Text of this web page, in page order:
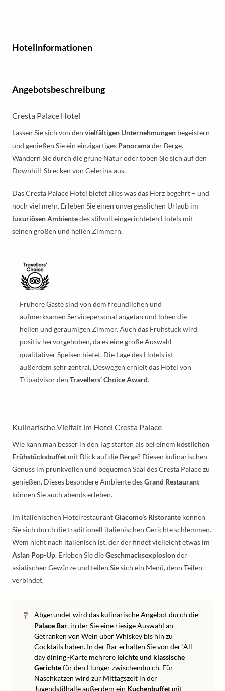
Hotelinformationen
Angebotsbeschreibung
Cresta Palace Hotel
Lassen Sie sich von den vielfältigen Unternehmungen begeistern
und genießen Sie ein einzigartiges Panoramader Berge.
Wandern Sie durch die grüne Natur oder toben Sie sich auf den
Downhill-Strecken von Celerina aus.
Das Cresta Palace Hotel bietet alles was das Herz begehrt – und
noch viel mehr. Erleben Sie einen unvergesslichen Urlaub im
luxuriösen Ambientedes stilvoll eingerichteten Hotels mit
seinen großen und hellen Zimmern.
Frühere Gäste sind von dem freundlichen und
aufmerksamen Servicepersonal angetan und loben die
hellen und geräumigen Zimmer. Auch das Frühstück wird
positiv hervorgehoben, da es eine große Auswahl
qualitativer Speisen bietet. Die Lage des Hotels ist
außerdem sehr zentral. Deswegen erhielt das Hotel von
Tripadvisor den Travellers’ Choice Award.
Kulinarische Vielfalt im Hotel Cresta Palace
Wie kann man besser in den Tag starten als bei einem köstlichen
Frühstücksbuffet mit Blick auf die Berge? Diesen kulinarischen
Genuss im prunkvollen und bequemen Saal des Cresta Palace zu
genießen. Dieses besondere Ambiente desGrand Restaurant
können Sie auch abends erleben.
Im italienischen HotelrestaurantGiacomo’s Ristorante können
Sie sich durch die traditionell italienischen Gerichte schlemmen.
Wem nicht nach italienisch ist, der der findet vielleicht etwas im
Asian Pop-Up. Erleben Sie dieGeschmacksexplosionder
asiatischen Gewürze und teilen Sie sich ein Menü, denn Teilen
verbindet.
Abgerundet wird das kulinarische Angebot durch die
Palace Bar, in der Sie eine riesige Auswahl an
Getränken von Wein über Whiskey bis hin zu
Cocktails haben. In der Bar erhalten Sie von der ‘All
day dining’-Karte mehrere leichte und klassische
Gerichtefür den Hunger zwischendurch. Für
Naschkatzen wird zur Mittagszeit in der
Jugendstilhalle außerdem ein Kuchenbuffet mit